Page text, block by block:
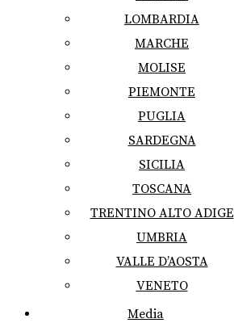
LOMBARDIA
MARCHE
MOLISE
PIEMONTE
PUGLIA
SARDEGNA
SICILIA
TOSCANA
TRENTINO ALTO ADIGE
UMBRIA
VALLE D’AOSTA
VENETO
Media